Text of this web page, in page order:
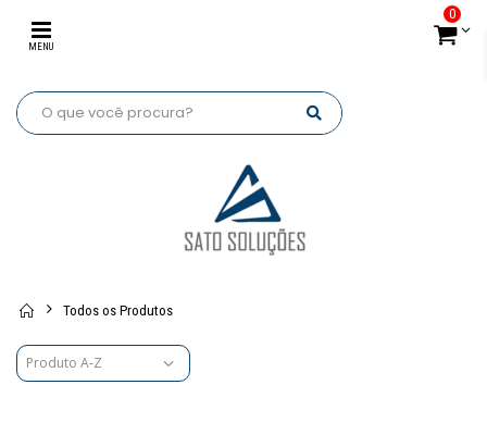
MENU
0
Todos os Produtos